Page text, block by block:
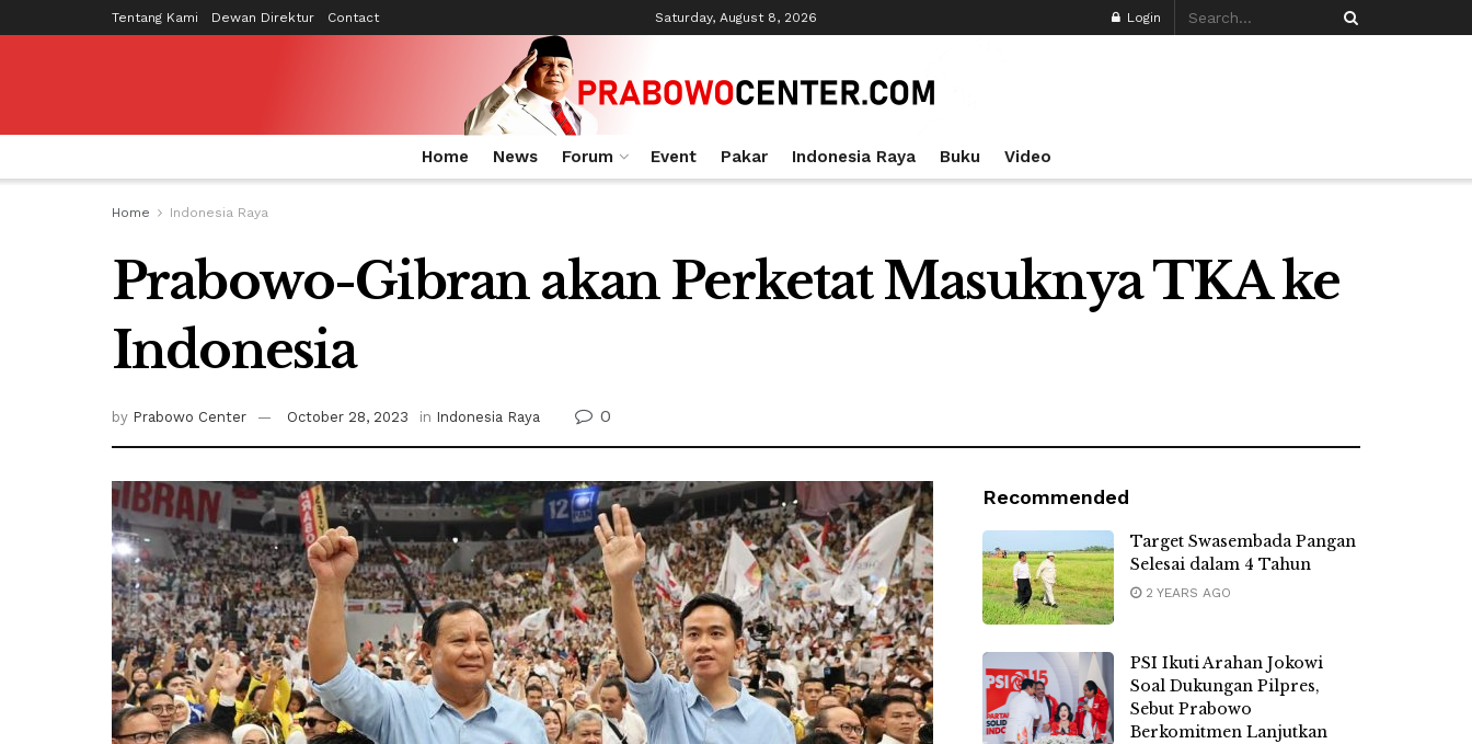
Tentang Kami Dewan Direktur Contact Saturday, August 8, 2026 Login
Home News Forum Event Pakar Indonesia Raya Buku Video
Home Indonesia Raya
Prabowo-Gibran akan Perketat Masuknya TKA ke
Indonesia
by Prabowo Center October 28, 2023 in Indonesia Raya 0
Recommended
Target Swasembada Pangan
Selesai dalam 4 Tahun
2 YEARS AGO
PSI Ikuti Arahan Jokowi
Soal Dukungan Pilpres,
Sebut Prabowo
Berkomitmen Lanjutkan